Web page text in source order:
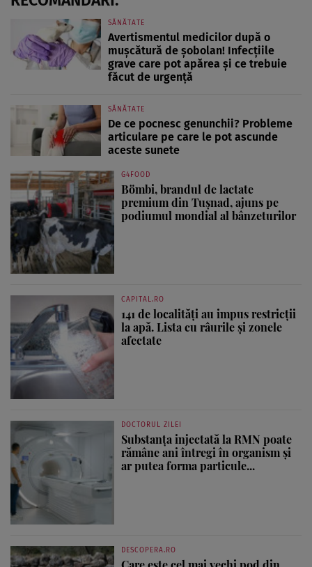
SĂNĂTATE
Avertismentul medicilor după o
mușcătură de șobolan! Infecțiile
grave care pot apărea și ce trebuie
făcut de urgență
SĂNĂTATE
De ce pocnesc genunchii? Probleme
articulare pe care le pot ascunde
aceste sunete
G4FOOD
Bömbi, brandul de lactate
premium din Tușnad, ajuns pe
podiumul mondial al bânzeturilor
CAPITAL.RO
141 de localități au impus restricții
la apă. Lista cu râurile și zonele
afectate
DOCTORUL ZILEI
Substanța injectată la RMN poate
rămâne ani întregi în organism și
ar putea forma particule...
DESCOPERA.RO